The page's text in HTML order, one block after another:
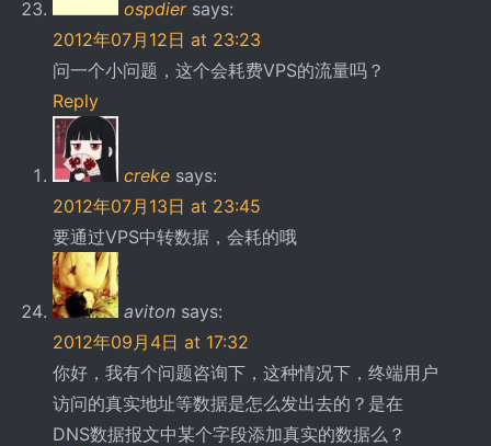
ospdier says:
2012年07月12日 at 23:23
问一个小问题，这个会耗费VPS的流量吗？
Reply
creke says:
2012年07月13日 at 23:45
要通过VPS中转数据，会耗的哦
aviton says:
2012年09月4日 at 17:32
你好，我有个问题咨询下，这种情况下，终端用户
访问的真实地址等数据是怎么发出去的？是在
DNS数据报文中某个字段添加真实的数据么？